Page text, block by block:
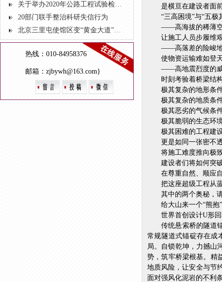
关于举办2020年公路工程试验检测专业技术人员 职业资格考前培训（精讲班）的通知
20部门联手整治科研失信行为
北京三里屯使馆区变“黄金大道” 最美秋景一定来这里看
热线：010-84958376
邮箱：zjbywh@163.com}
是横亘在建设者面
“三高困境”与“五极
——高海拔的稀薄
让施工人员步履维
——高落差的险峻
使物资运输难如登
——高地震烈度的
时刻考验着桥梁结
极其复杂的地形条
极其复杂的地质条
极其恶劣的气候条
极其脆弱的生态环
极其困难的工程建
更是如同一张密不
将施工难度推向极
建设者们将如何突
在尊重自然、顺应
把这座超级工程从
其中的两个奥秘，
给大山来一个“熊抱
世界首创设计U形
传统悬索桥的隧道
常规隧道式锚碇存在成
局。自锁乾坤，力撼山
势，筑牢桥梁根基。精
地质风险，让安全与节
面对强风化泥岩的不利